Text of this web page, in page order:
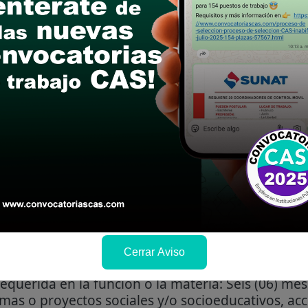
Psicología, Trabajo Social,
(01) año de experiencia laboral en el sector
en la función o la materia: Seis (06)
o proyectos sociales y/o socioeducativos,
Cerrar Aviso